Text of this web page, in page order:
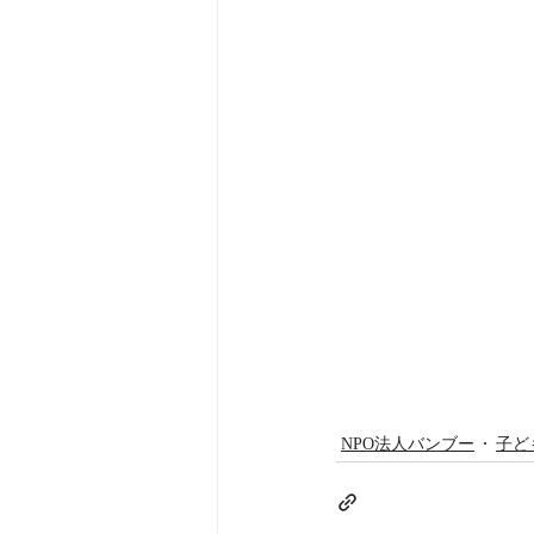
NPO法人バンブー 子ど